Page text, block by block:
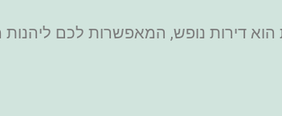
דירות נופש, המאפשרות לכם